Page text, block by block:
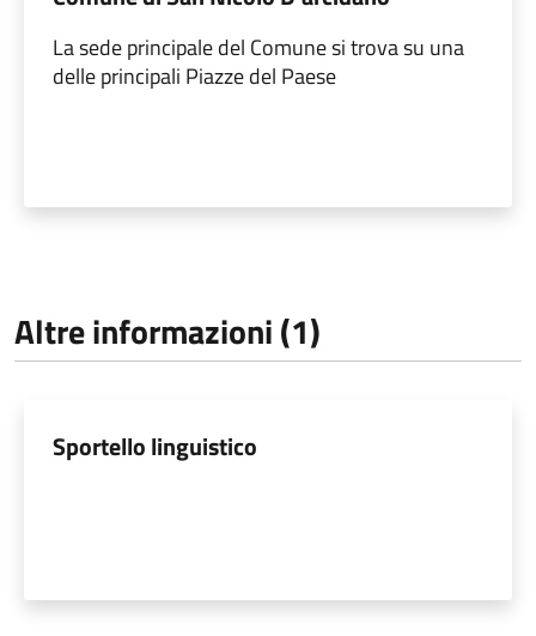
La sede principale del Comune si trova su una
delle principali Piazze del Paese
Altre informazioni (1)
Sportello linguistico